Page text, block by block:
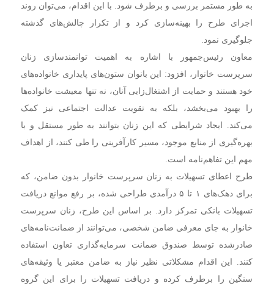
به طور مستمر بررسی و برطرف شود. با این اقدام، می‌توان روند
اجرای طرح را بهینه‌سازی کرد و از تکرار چالش‌های گذشته
جلوگیری نمود.
معاون رئیس‌جمهور با اشاره به اهمیت توانمندسازی زنان
سرپرست خانوار، افزود: این بانوان ستون‌های پایداری خانواده‌های
خود هستند و حمایت از اشتغال‌زایی آنان، نه تنها معیشت خانواده‌ها
را بهبود می‌بخشد، بلکه به تقویت عدالت اجتماعی نیز کمک
می‌کند. ایجاد شرایطی که این زنان بتوانند به طور مستقل و با
بهره‌گیری از منابع موجود، مسیر کارآفرینی را طی کنند، از اهداف
مهم این تفاهم‌نامه است.
طرح اعطای تسهیلات به زنان سرپرست خانوار بدون ضامن، که
برای دهک‌های ۱ تا ۵ درآمدی طراحی شده، بر رفع موانع دریافت
تسهیلات بانکی تمرکز دارد. بر اساس این طرح، زنان سرپرست
خانوار به جای معرفی ضامن شخصی، می‌توانند از ضمانت‌نامه‌های
صادرشده توسط صندوق ضمانت سرمایه‌گذاری تعاون استفاده
کنند. این اقدام مشکلاتی نظیر نیاز به ضامن معتبر یا وثیقه‌های
سنگین را برطرف کرده و دریافت تسهیلات را برای این گروه